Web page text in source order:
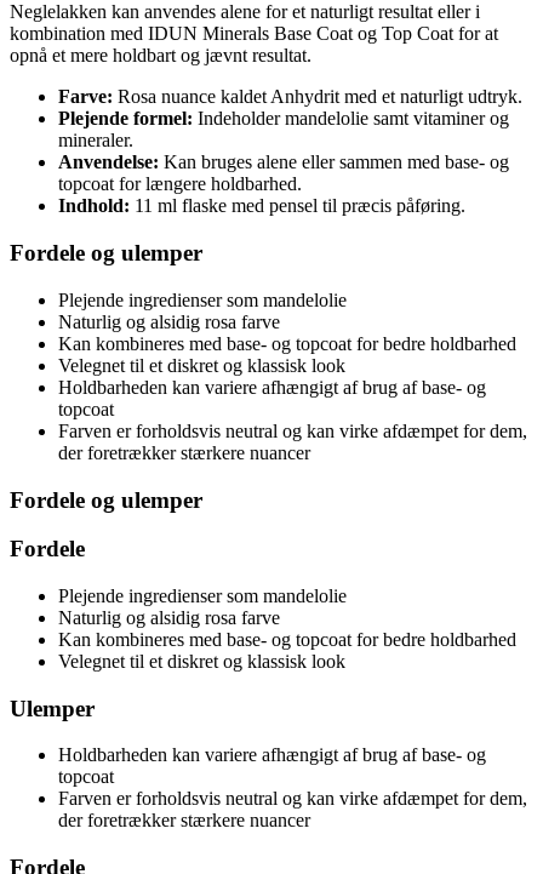
Neglelakken kan anvendes alene for et naturligt resultat eller i
kombination med IDUN Minerals Base Coat og Top Coat for at
opnå et mere holdbart og jævnt resultat.
Farve: Rosa nuance kaldet Anhydrit med et naturligt udtryk.
Plejende formel: Indeholder mandelolie samt vitaminer og
mineraler.
Anvendelse: Kan bruges alene eller sammen med base- og
topcoat for længere holdbarhed.
Indhold: 11 ml flaske med pensel til præcis påføring.
Fordele og ulemper
Plejende ingredienser som mandelolie
Naturlig og alsidig rosa farve
Kan kombineres med base- og topcoat for bedre holdbarhed
Velegnet til et diskret og klassisk look
Holdbarheden kan variere afhængigt af brug af base- og
topcoat
Farven er forholdsvis neutral og kan virke afdæmpet for dem,
der foretrækker stærkere nuancer
Fordele og ulemper
Fordele
Plejende ingredienser som mandelolie
Naturlig og alsidig rosa farve
Kan kombineres med base- og topcoat for bedre holdbarhed
Velegnet til et diskret og klassisk look
Ulemper
Holdbarheden kan variere afhængigt af brug af base- og
topcoat
Farven er forholdsvis neutral og kan virke afdæmpet for dem,
der foretrækker stærkere nuancer
Fordele